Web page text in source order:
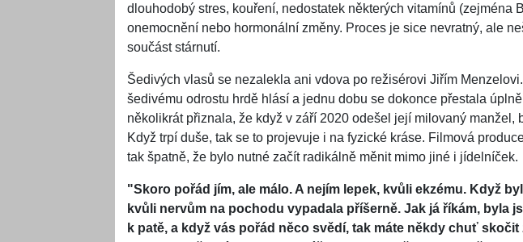
dlouhodobý stres, kouření, nedostatek některých vitamínů (zejména
onemocnění nebo hormonální změny. Proces je sice nevratný, ale
součást stárnutí.
Šedivých vlasů se nezalekla ani vdova po režisérovi Jiřím
šedivému odrostu hrdě hlásí a jednu dobu se dokonce přestala
několikrát přiznala, že když v září 2020 odešel její milovaný manžel,
Když trpí duše, tak se to projevuje i na fyzické kráse. Filmová
tak špatně, že bylo nutné začít radikálně měnit mimo jiné i jídelníček.
"Skoro pořád jím, ale málo. A nejím lepek, kvůli ekzému. Když
kvůli nervům na pochodu vypadala příšerně. Jak já říkám, byla
k patě, a když vás pořád něco svědí, tak máte někdy chuť skočit